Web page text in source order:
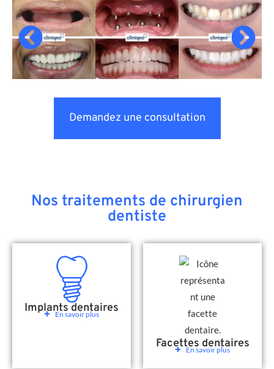
Demandez une consultation
Nos traitements de chirurgien
dentiste
Implants dentaires
En savoir plus
Facettes dentaires
En savoir plus